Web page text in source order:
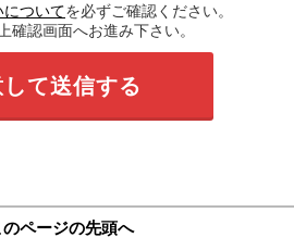
ついてを必ずご確認ください。
確認画面へお進み下さい。
のページの先頭へ